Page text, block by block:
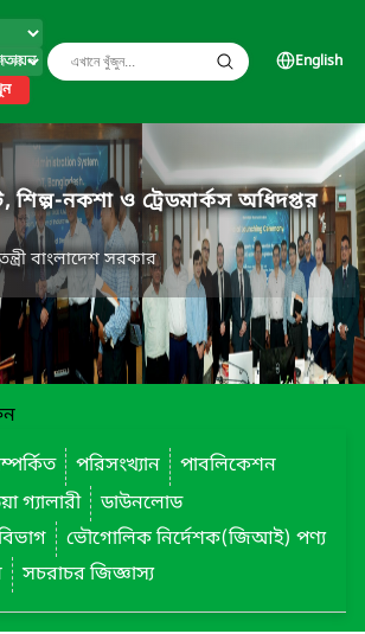
English
শিল্প-নকশা ও ট্রেডমার্কস অধিদপ্তর
বাংলাদেশ সরকার
পরিসংখ্যান
পাবলিকেশন
গ্যালারী
ডাউনলোড
ভৌগোলিক নির্দেশক(জিআই) পণ্য
সচরাচর জিজ্ঞাস্য